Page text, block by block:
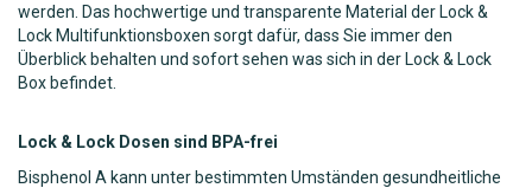
werden. Das hochwertige und transparente Material der Lock &
Lock Multifunktionsboxen sorgt dafür, dass Sie immer den
Überblick behalten und sofort sehen was sich in der Lock & Lock
Box befindet.
Lock & Lock Dosen sind BPA-frei
Bisphenol A kann unter bestimmten Umständen gesundheitliche